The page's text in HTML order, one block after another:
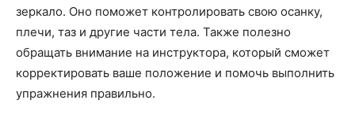
зеркало. Оно поможет контролировать свою осанку,
плечи, таз и другие части тела. Также полезно
обращать внимание на инструктора, который сможет
корректировать ваше положение и помочь выполнить
упражнения правильно.